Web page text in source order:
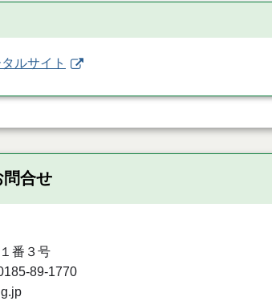
ルサイト
問合せ
番３号
89-1770